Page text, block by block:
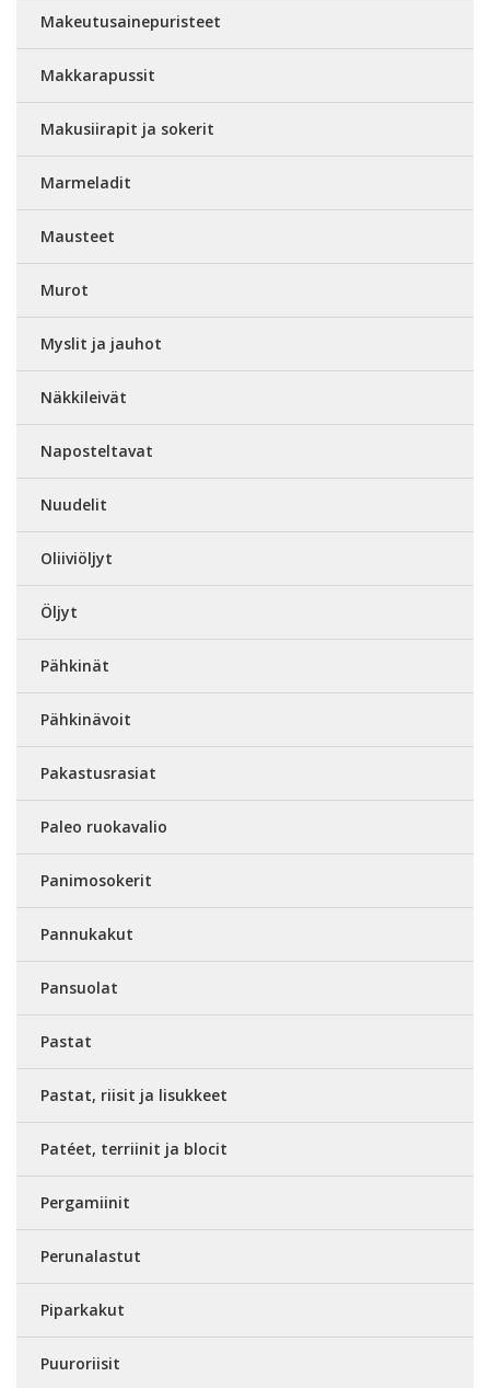
Makeutusainepuristeet
Makkarapussit
Makusiirapit ja sokerit
Marmeladit
Mausteet
Murot
Myslit ja jauhot
Näkkileivät
Naposteltavat
Nuudelit
Oliiviöljyt
Öljyt
Pähkinät
Pähkinävoit
Pakastusrasiat
Paleo ruokavalio
Panimosokerit
Pannukakut
Pansuolat
Pastat
Pastat, riisit ja lisukkeet
Patéet, terriinit ja blocit
Pergamiinit
Perunalastut
Piparkakut
Puuroriisit